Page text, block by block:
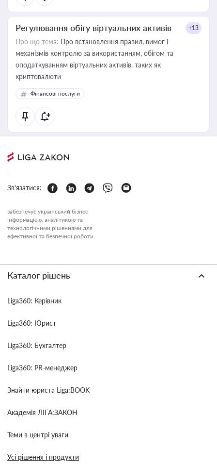
Регулювання обігу віртуальних активів +13
Про що тема: Про встановлення правил, вимог і
механізмів контролю за використанням, обігом та
оподаткуванням віртуальних активів, таких як
криптовалюти
Фінансові послуги
Зв'язатися:
забезпечує український бізнес
інформацією, аналітикою та
технологічними рішеннями для
ефективної та безпечної роботи.
Каталог рішень
Liga360: Керівник
Liga360: Юрист
Liga360: Бухгалтер
Liga360: PR-менеджер
Знайти юриста Liga:BOOK
Академія ЛІГА:ЗАКОН
Теми в центрі уваги
Усі рішення і продукти